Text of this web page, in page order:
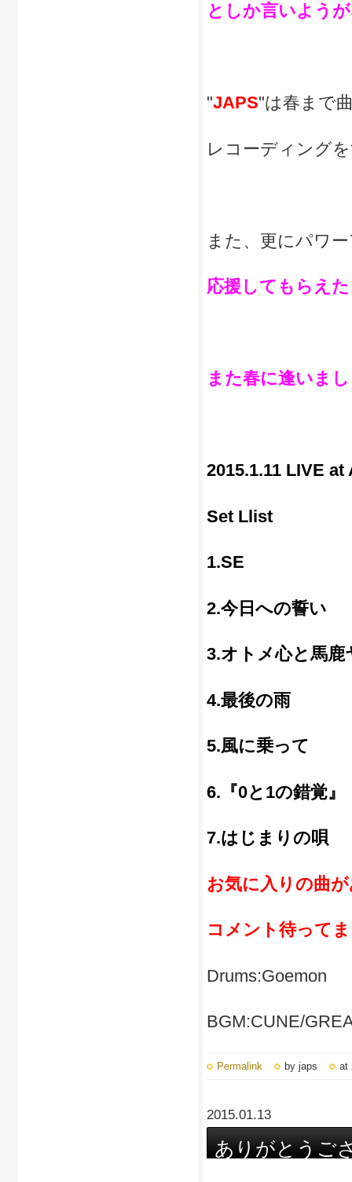
としか言いよう
"JAPS"は春まで
レコーディング
また、更にパワ
応援してもらえ
また春に逢いま
2015.1.11 LIVE at
Set Llist
1.SE
2.今日への誓い
3.オトメ心と馬鹿
4.最後の雨
5.風に乗って
6.『0と1の錯覚』
7.はじまりの唄
お気に入りの曲
コメント待って
Drums:Goemon
BGM:CUNE/
Permalink by japs at
2015.01.13
ありがとうご